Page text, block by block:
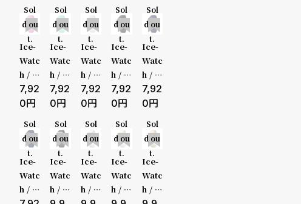
ムーンフ
ェイズ
デイト
デイデイ
ト
在庫の有無
在庫あり
ー ス
モー
ル
ール
digit
bolid
ay ブ
ラッ
ク ゴ
ール
ド ス
ル
digit
bolid
ay ヌ
ード
クリ
ア ロ
ーズ
ルド
スモ
ール
digit
expl
orer
ブラ
ック
ゴー
ルド
earni
ng ピ
ンク
フラ
ワー
ズ S3
2 3H
earni
ng ブ
ルー
ラー
ニン
グ S3
2 3H
Sol
d ou
t.
Ice-
Watc
h / ア
イス
ウォ
ICE
digit
expl
orer
ラブ
リー
7,92
0
Sol
d ou
t.
Ice-
Watc
h / ア
イス
ウォ
ICE
digit
expl
orer
ドリ
ーミ
7,92
0
Sol
d ou
t.
Ice-
Watc
h / ア
イス
ウォ
ICE
digit
expl
orer
マジ
カル
7,92
0
Sol
d ou
t.
Ice-
Watc
h / ア
イス
ウォ
ICE
digit
expl
orer
ブラ
ック
7,92
0
Sol
d ou
t.
Ice-
Watc
h / ア
イス
ウォ
ICE
digit
expl
orer
スパ
イダ
7,92
0
Sol
d ou
t.
Ice-
Watc
h / ア
Sol
d ou
t.
Ice-
Watc
h / ア
Sol
d ou
t.
Ice-
Watc
h / ア
Sol
d ou
t.
Ice-
Watc
h / ア
Sol
d ou
t.
Ice-
Watc
h / ア